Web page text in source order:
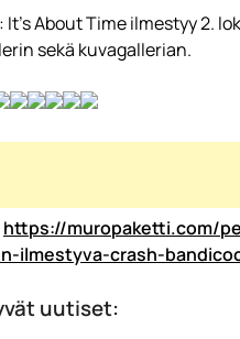
About Time ilmestyy 2.
sekä kuvagallerian.
https://muropaketti.com/
ilmestyva-crash-
uutiset: